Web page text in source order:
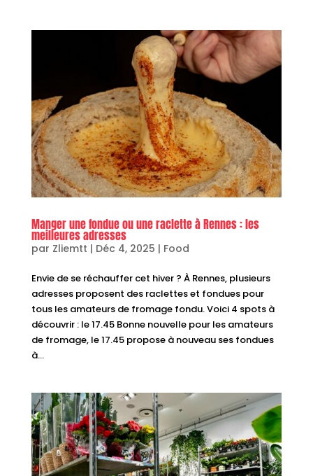
Manger une fondue ou une raclette à Rennes : les
meilleures adresses
par Zliemtt | Déc 4, 2025 | Food
Envie de se réchauffer cet hiver ? À Rennes, plusieurs
adresses proposent des raclettes et fondues pour
tous les amateurs de fromage fondu. Voici 4 spots à
découvrir : le 17.45 Bonne nouvelle pour les amateurs
de fromage, le 17.45 propose à nouveau ses fondues
à...